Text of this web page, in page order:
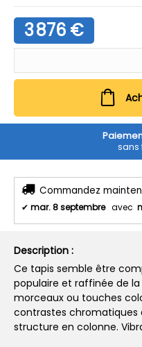
3 876 €
sans
Commandez
✔ mar. 8 septembre avec
Description :
Ce tapis semble être
populaire et raffinée de la
morceaux ou touches
contrastes chromatiques
structure en colonne.